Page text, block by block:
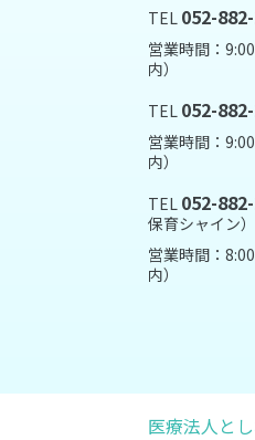
TEL 052-
営業時間：
内）
TEL 052-
営業時間：
内）
TEL 052-
保育シャイン）
営業時間：
内）
医療法人と